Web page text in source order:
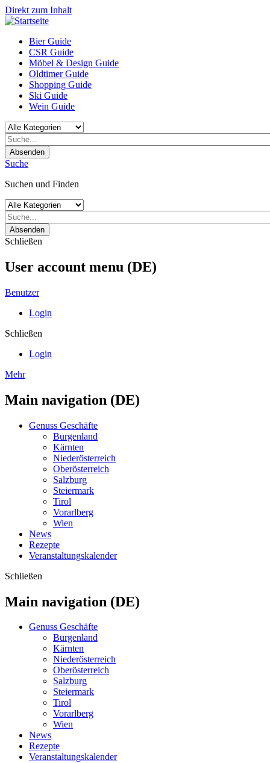
Direkt zum Inhalt
Bier Guide
CSR Guide
Möbel & Design Guide
Oldtimer Guide
Shopping Guide
Ski Guide
Wein Guide
Absenden
Suche
Suchen und Finden
Absenden
Schließen
User account menu (DE)
Benutzer
Login
Schließen
Login
Mehr
Main navigation (DE)
Genuss Geschäfte
Burgenland
Kärnten
Niederösterreich
Oberösterreich
Salzburg
Steiermark
Tirol
Vorarlberg
Wien
News
Rezepte
Veranstaltungskalender
Schließen
Main navigation (DE)
Genuss Geschäfte
Burgenland
Kärnten
Niederösterreich
Oberösterreich
Salzburg
Steiermark
Tirol
Vorarlberg
Wien
News
Rezepte
Veranstaltungskalender